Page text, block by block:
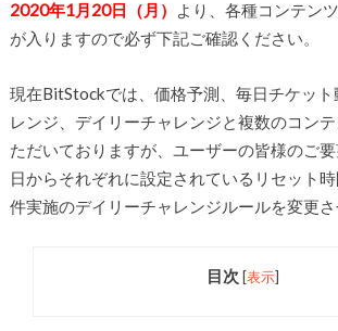
2020年1月20日（月）
より、各種コンテン
が入りますので必ず下記ご確認ください。
現在BitStockでは、価格予測、毎日チケット
レンジ、デイリーチャレンジと複数のコン
ただいておりますが、ユーザーの皆様のご
日からそれぞれに設定されているリセット
件実施のデイリーチャレンジルールを変更
目次 [表示]